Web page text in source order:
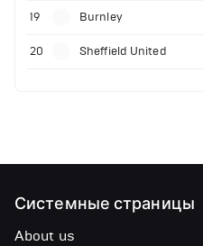
19 Burnley
20 Sheffield United
Системные страницы
About us